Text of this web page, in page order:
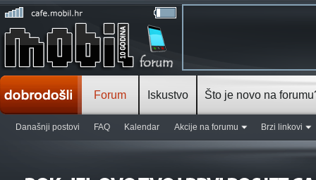
Forum
Današnji postovi FAQ Kalendar Akcije na forumu Brzi linkovi
Iskustvo Što je novo na